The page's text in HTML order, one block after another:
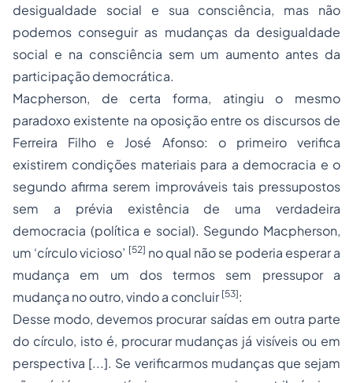
desigualdade social e sua consciência, mas não
podemos conseguir as mudanças da desigualdade
social e na consciência sem um aumento antes da
participação democrática.
Macpherson, de certa forma, atingiu o mesmo
paradoxo existente na oposição entre os discursos de
Ferreira Filho e José Afonso: o primeiro verifica
existirem condições materiais para a democracia e o
segundo afirma serem improváveis tais pressupostos
sem a prévia existência de uma verdadeira
democracia (política e social). Segundo Macpherson,
um ‘círculo vicioso’ [52] no qual não se poderia esperar a
mudança em um dos termos sem pressupor a
mudança no outro, vindo a concluir [53]:
Desse modo, devemos procurar saídas em outra parte
do círculo, isto é, procurar mudanças já visíveis ou em
perspectiva [...]. Se verificarmos mudanças que sejam